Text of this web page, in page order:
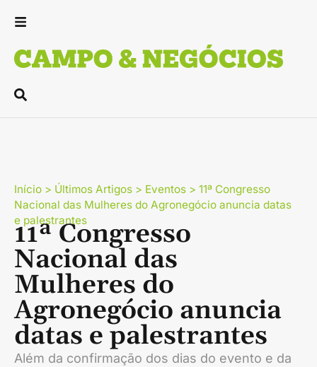
Início > Últimos Artigos > Eventos > 11ª Congresso
Nacional das Mulheres do Agronegócio anuncia datas
e palestrantes
11ª Congresso
Nacional das
Mulheres do
Agronegócio anuncia
datas e palestrantes
Além da confirmação dos dias do evento e da